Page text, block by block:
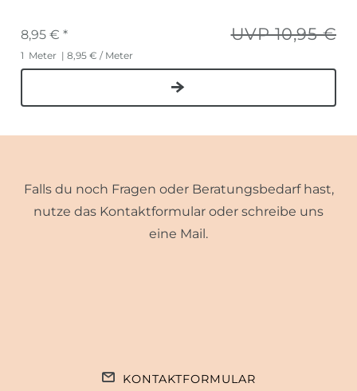
UVP 10,95 €
8,95 € *
1 Meter | 8,95 € / Meter
Falls du noch Fragen oder Beratungsbedarf hast,
nutze das Kontaktformular oder schreibe uns
eine Mail.
KONTAKTFORMULAR